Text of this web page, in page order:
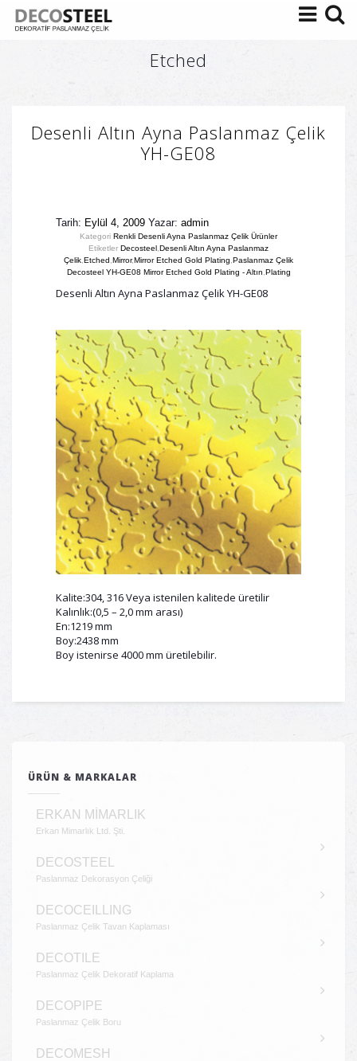
Etched
Desenli Altın Ayna Paslanmaz Çelik
YH-GE08
Tarih: Eylül 4, 2009 Yazar: admin
Kategori Renkli Desenli Ayna Paslanmaz Çelik Ürünler
Etiketler Decosteel Desenli Altın Ayna Paslanmaz
Çelik Etched Mirror,Mirror Etched Gold Plating Paslanmaz Çelik
Decosteel YH-GE08 Mirror Etched Gold Plating - Altın Plating
Desenli Altın Ayna Paslanmaz Çelik YH-GE08
Kalite:304, 316 Veya istenilen kalitede üretilir
Kalınlık:(0,5 – 2,0 mm arası)
En:1219 mm
Boy:2438 mm
Boy istenirse 4000 mm üretilebilir.
ÜRÜN & MARKALAR
ERKAN MİMARLIK
Erkan Mimarlık Ltd. Şti.
DECOSTEEL
Paslanmaz Dekorasyon Çeliği
DECOCEILLING
Paslanmaz Çelik Tavan Kaplaması
DECOTILE
Paslanmaz Çelik Dekoratif Kaplama
DECOPIPE
Paslanmaz Çelik Boru
DECOMESH